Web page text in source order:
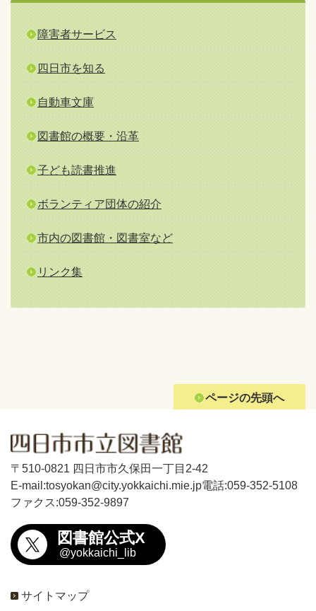
障害者サービス
四日市を知る
自動車文庫
図書館の概要・沿革
子ども読書推進
ボランティア団体の紹介
市内の図書館・図書室など
リンク集
ページの先頭へ
〒510-0821 四日市市久保田一丁目2-42
E-mail:tosyokan@city.yokkaichi.mie.jp電話:059-352-5108
ファクス:059-352-9897
図書館公式X
@yokkaichi_lib
サイトマップ